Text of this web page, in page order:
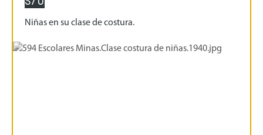
Niñas en su clase de costura.